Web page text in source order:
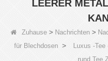
LEERER
Zuhause > Nachrichten >
für Blechdosen >
Luxus -Tee
rund Tee